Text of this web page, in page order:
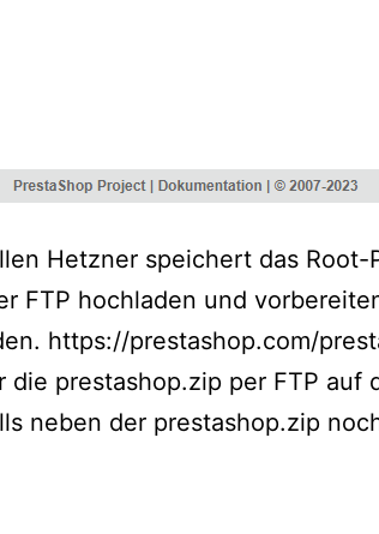
Hetzner speichert das Root-
FTP hochladen und
https://prestashop.com/
prestashop.zip per FTP
neben der prestashop.zip